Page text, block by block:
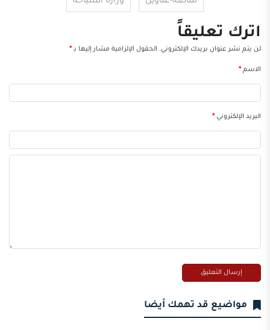
اترك تعليقاً
لن يتم نشر عنوان بريدك الإلكتروني. الحقول الإلزامية مشار إليها بـ*
الاسم*
البريد الإلكتروني*
مواضيع قد تهمك أيضا